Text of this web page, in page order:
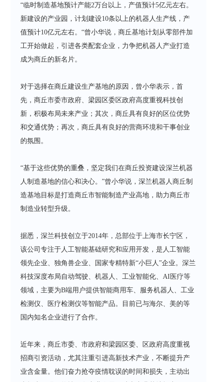
“临时制造基地预计产能2万台以上，产值预计5亿元左右。
新建设的产业园，计划建设10条以上的机器人生产线，产
值预计10亿元左右。“曾小华说，商丘基地计划从零部件加
工开始做起，引进各类配套企业，力争把机器人产业打造
成为商丘的新名片。
对于选择在商丘建设生产基地的原因，曾小华表示，首
先，商丘市委市政府、梁园区委区政府高度重视科技创
新，积极布局未来产业；其次，商丘具有良好的区位优势
和交通优势；再次，商丘具有良好的营商环境和干事创业
的氛围。
“基于这些优势的重叠，坚定我们在商丘投资建设深兰机器
人制造基地的信心和决心。”曾小华说，深兰机器人商丘制
造基地目标是打造商丘市智能制造产业高地，助力商丘市
制造业转型升级。
据悉，深兰科技创立于2014年，总部位于上海市长宁区，
该公司专注于人工智能基础研究和应用开发，是人工智能
领先企业、独角兽企业、国家专精特新“小巨人”企业。深兰
科技深度布局自动驾驶、机器人、工业智能化、AI医疗等
领域，主要为B端用户提供智能商用车、服务机器人、工业
检测仪、医疗检测仪等智能产品。目前已与海尔、美的等
国内知名企业进行了合作。
近年来，商丘市委、市政府和梁园区委、区政府高度重视
招商引资活动，尤其注重引进高新技术产业，不断提升产
业含金量。他们奋力抢夺疫情耽误的时间和损失，主动出